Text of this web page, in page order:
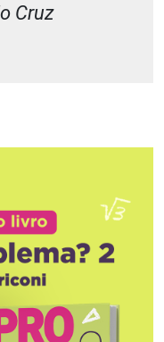
Cruz